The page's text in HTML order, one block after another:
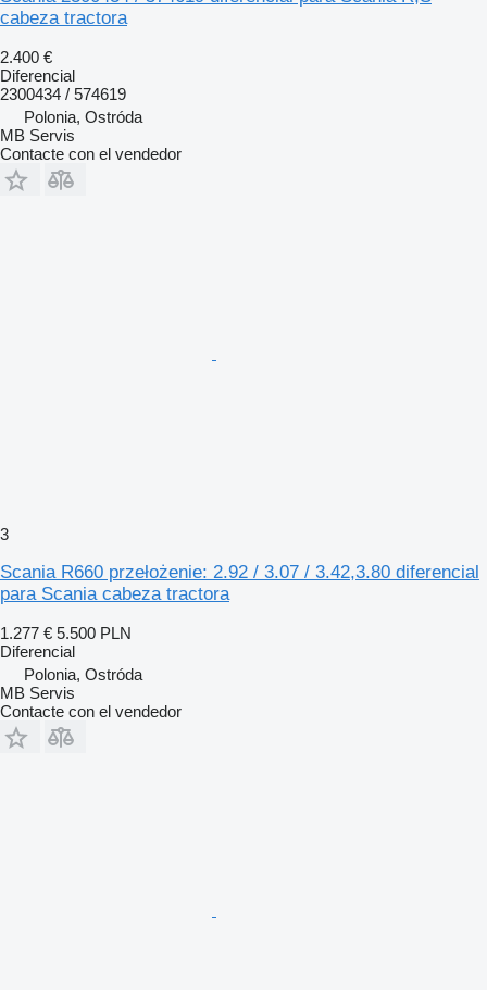
cabeza tractora
2.400 €
Diferencial
2300434 / 574619
Polonia, Ostróda
MB Servis
Contacte con el vendedor
3
Scania R660 przełożenie: 2.92 / 3.07 / 3.42,3.80 diferencial
para Scania cabeza tractora
1.277 € 5.500 PLN
Diferencial
Polonia, Ostróda
MB Servis
Contacte con el vendedor